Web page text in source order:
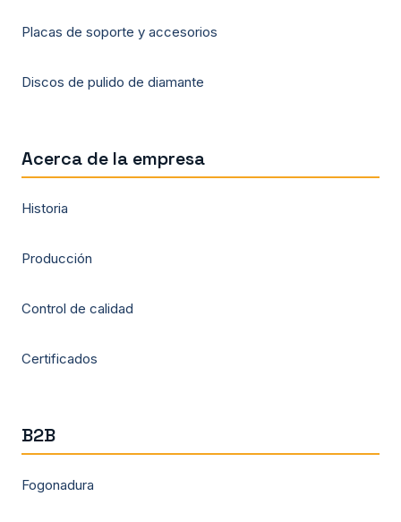
Placas de soporte y accesorios
Discos de pulido de diamante
Acerca de la empresa
Historia
Producción
Control de calidad
Certificados
B2B
Fogonadura